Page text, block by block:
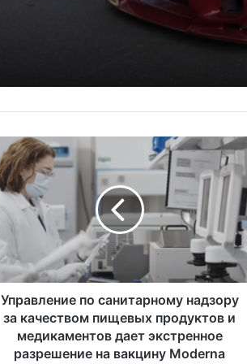
населения в США
Управление по санитарному надзору
за качеством пищевых продуктов и
медикаментов дает экстренное
разрешение на вакцину Moderna